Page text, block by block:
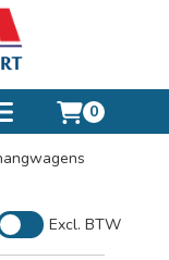
dropdown
Toggle
menu
0
Excl. BTW